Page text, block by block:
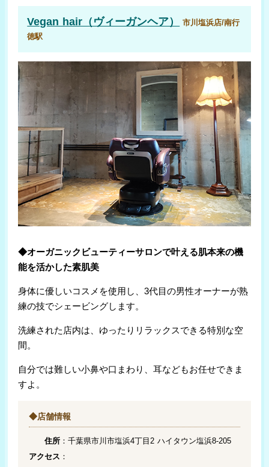
Vegan hair（ヴィーガンヘア）
市川塩浜店/南行
徳駅
◆オーガニックビューティーサロンで叶える肌本来の機
能を活かした素肌美
身体に優しいコスメを使用し、3代目の男性オーナーが熟
練の技でシェービングします。
洗練された店内は、ゆったりリラックスできる特別な空
間。
自分では難しい小鼻や口まわり、耳などもお任せできま
すよ。
◆店舗情報
住所 ：千葉県市川市塩浜4丁目2 ハイタウン塩浜8-205
アクセス ：